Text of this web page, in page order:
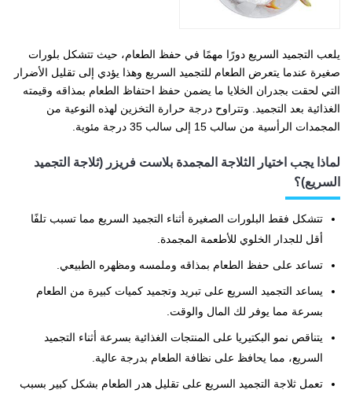
يلعب التجميد السريع دورًا مهمًا في حفظ الطعام، حيث تتشكل بلورات
صغيرة عندما يتعرض الطعام للتجميد السريع وهذا يؤدي إلى تقليل الأضرار
التي لحقت بجدران الخلايا ما يضمن حفظ احتفاظ الطعام بمذاقه وقيمته
الغذائية بعد التجميد. وتتراوح درجة حرارة التخزين لهذه النوعية من
المجمدات الرأسية من سالب 15 إلى سالب 35 درجة مئوية.
لماذا يجب اختيار الثلاجة المجمدة بلاست فريزر (ثلاجة التجميد
السريع)؟
تتشكل فقط البلورات الصغيرة أثناء التجميد السريع مما تسبب تلفًا
أقل للجدار الخلوي للأطعمة المجمدة.
تساعد على حفظ الطعام بمذاقه وملمسه ومظهره الطبيعي.
يساعد التجميد السريع على تبريد وتجميد كميات كبيرة من الطعام
بسرعة مما يوفر لك المال والوقت.
يتناقص نمو البكتيريا على المنتجات الغذائية بسرعة أثناء التجميد
السريع، مما يحافظ على نظافة الطعام بدرجة عالية.
تعمل ثلاجة التجميد السريع على تقليل هدر الطعام بشكل كبير بسبب